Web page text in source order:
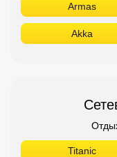
Armas
Akka
Titanic